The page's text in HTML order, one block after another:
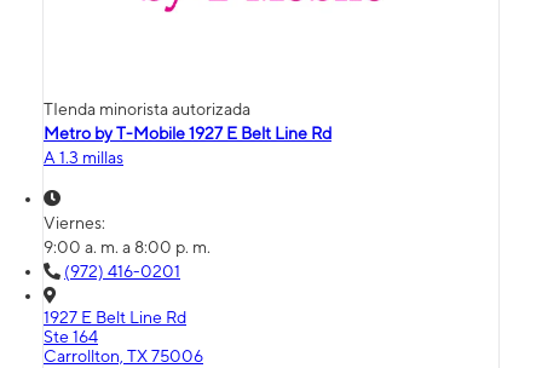
TIenda minorista autorizada
Metro by T-Mobile 1927 E Belt Line Rd
A 1.3 millas
Viernes:
9:00 a. m. a 8:00 p. m.
(972) 416-0201
1927 E Belt Line Rd
Ste 164
Carrollton, TX 75006